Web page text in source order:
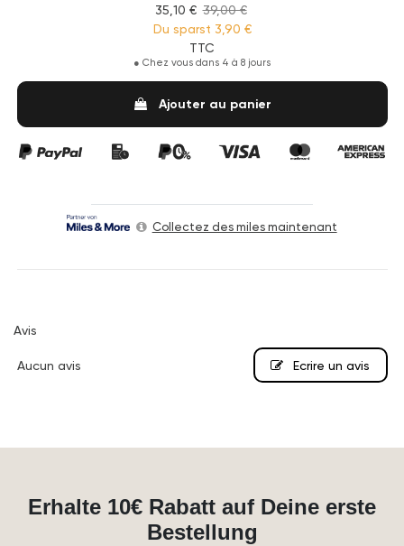
35,10 € 39,00 €
Du sparst 3,90 €
TTC
● Chez vous dans 4 à 8 jours
Ajouter au panier
Collectez des miles maintenant
Avis
Aucun avis Ecrire un avis
Erhalte 10€ Rabatt auf Deine erste
Bestellung